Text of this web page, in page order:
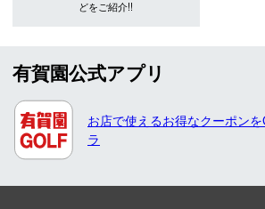
どをご紹介!!
有賀園公式アプリ
お店で使えるお得なクーポン
ラ